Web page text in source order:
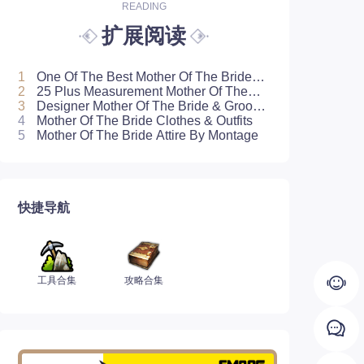
READING
扩展阅读
1
Outfits
2
Bride Attire Your Mom Will Rock
3
Dresses
4
Mother Of The Bride Clothes & Outfits
5
Mother Of The Bride Attire By Montage
快捷导航
工具合集 攻略合集